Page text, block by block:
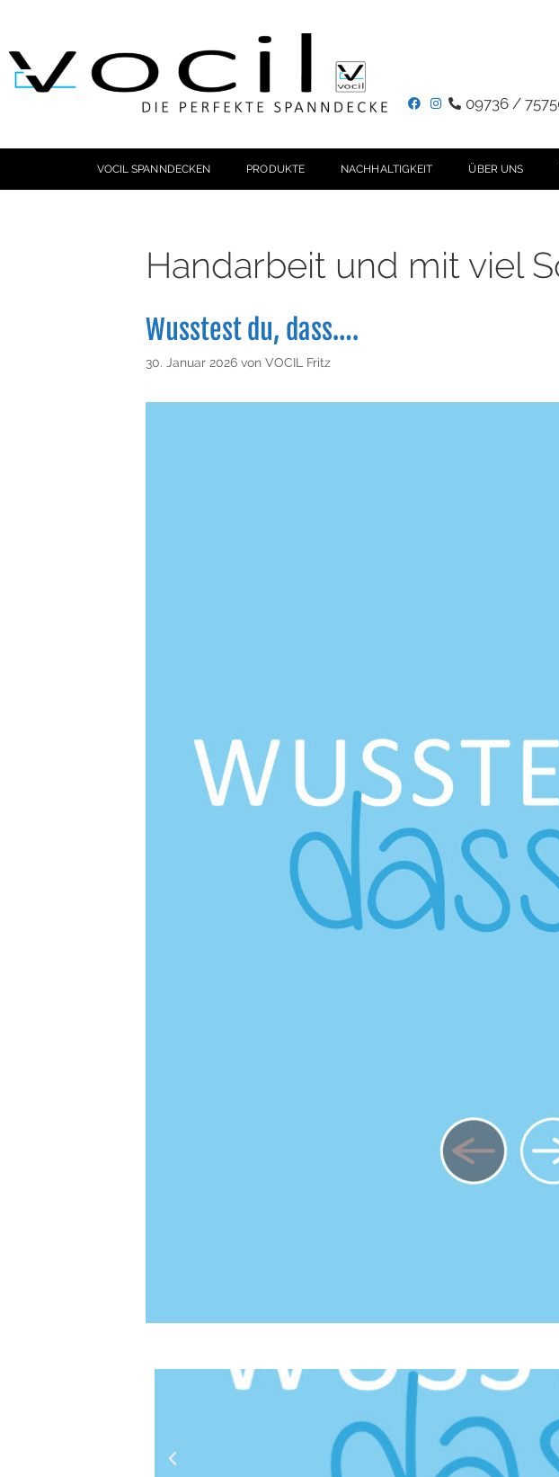
09736 /
VOCIL SPANNDECKEN PRODUKTE NACHHALTIGKEIT ÜBER UNS
Handarbeit und mit viel
Wusstest du, dass….
30. Januar 2026 von VOCIL Fritz